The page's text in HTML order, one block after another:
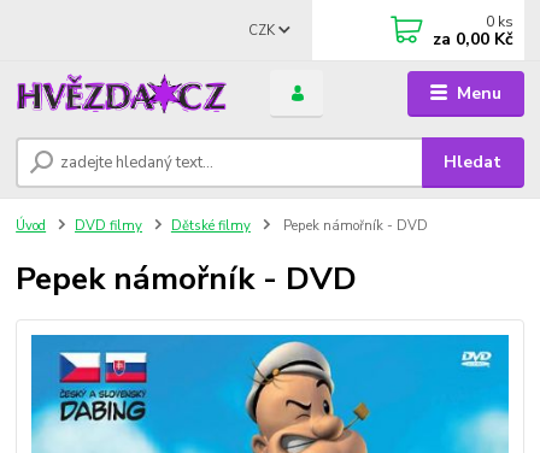
Menu
CZK
Hledat
0 ks
za 0,00 Kč
Úvod DVD filmy Dětské filmy Pepek námořník - DVD
Pepek námořník - DVD